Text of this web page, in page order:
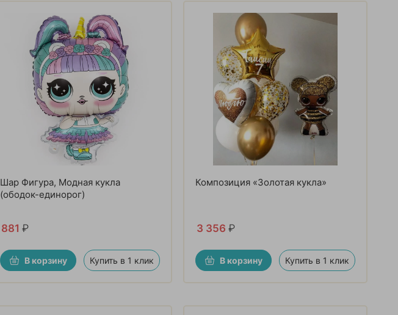
Шар Фигура, Модная кукла
(ободок-единорог)
881 ₽
В корзину Купить в 1 клик
Композиция «Золотая кукла»
3 356 ₽
В корзину Купить в 1 клик